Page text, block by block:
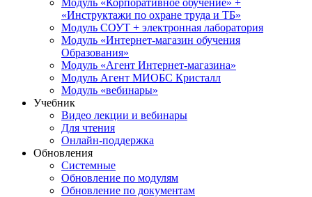
Модуль «Корпоративное обучение» +
«Инструктажи по охране труда и ТБ»
Модуль СОУТ + электронная лаборатория
Модуль «Интернет-магазин обучения
Образования»
Модуль «Агент Интернет-магазина»
Модуль Агент МИОБС Кристалл
Модуль «вебинары»
Учебник
Видео лекции и вебинары
Для чтения
Онлайн-поддержка
Обновления
Системные
Обновление по модулям
Обновление по документам